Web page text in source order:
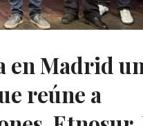
en Madrid
reúne a